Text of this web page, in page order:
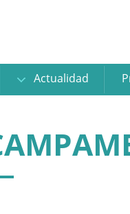
Actualidad